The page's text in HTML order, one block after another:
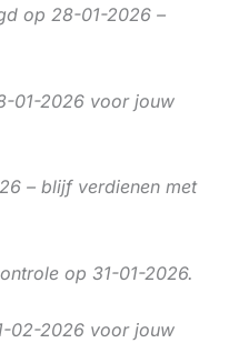
op 28-01-2026 –
01-2026 voor jouw
– blijf verdienen met
op 31-01-2026.
02-2026 voor jouw